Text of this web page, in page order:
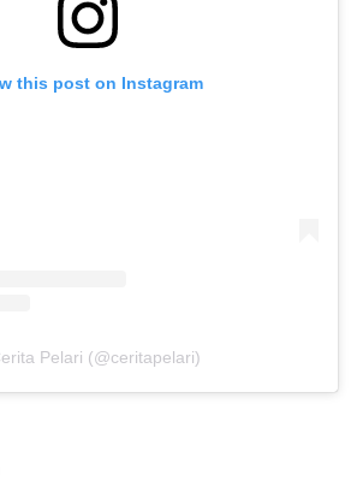
this post on Instagram
Pelari (@ceritapelari)